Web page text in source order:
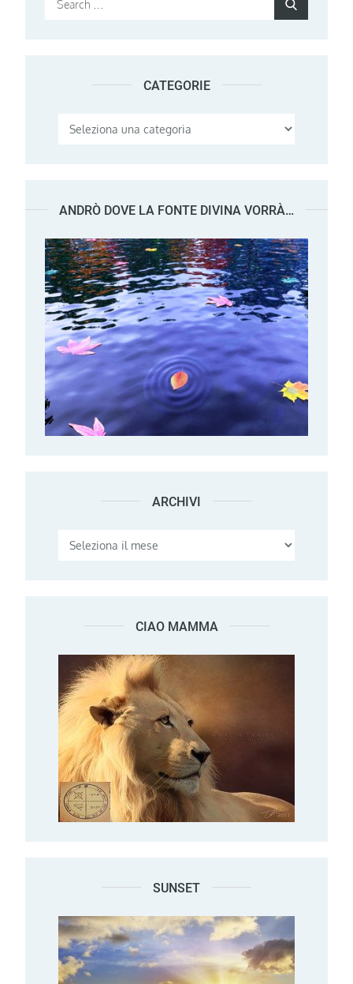
CATEGORIE
Categorie
ANDRÒ DOVE LA FONTE DIVINA VORRÀ…
ARCHIVI Archivi
CIAO MAMMA
SUNSET